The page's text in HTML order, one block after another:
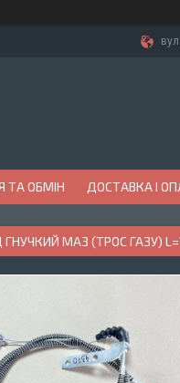
ТА ОБМІН ДОСТАВКА І
ГНУЧКИЙ МАЗ (ТРОС ГАЗУ)